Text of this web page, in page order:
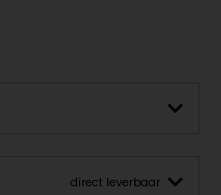
direct leverbaar